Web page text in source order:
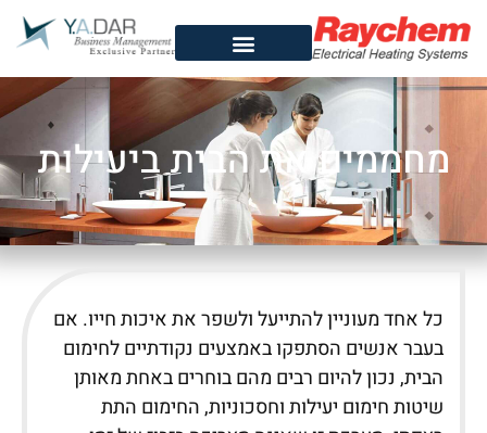
מחממים את הבית ביעילות
כל אחד מעוניין להתייעל ולשפר את איכות חייו. אם
בעבר אנשים הסתפקו באמצעים נקודתיים לחימום
הבית, נכון להיום רבים מהם בוחרים באחת מאותן
שיטות חימום יעילות וחסכוניות, החימום התת